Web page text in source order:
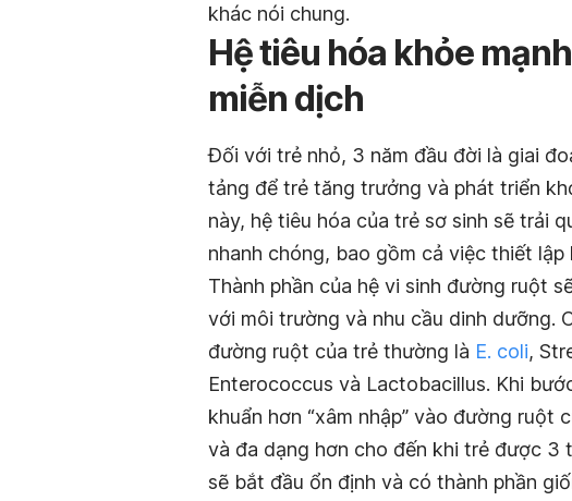
khác nói chung.
Hệ tiêu hóa khỏe
miễn dịch
Đối với trẻ nhỏ, 3 năm đầu đời là giai
tảng để trẻ tăng trưởng và phát triển
này, hệ tiêu hóa của trẻ sơ sinh sẽ trải
nhanh chóng, bao gồm cả việc thiết lập
Thành phần của hệ vi sinh đường ruột
với môi trường và nhu cầu dinh dưỡng.
đường ruột của trẻ thường là E. coli,
Enterococcus và Lactobacillus. Khi
khuẩn hơn “xâm nhập” vào đường ruột
và đa dạng hơn cho đến khi trẻ được 3
sẽ bắt đầu ổn định và có thành phần